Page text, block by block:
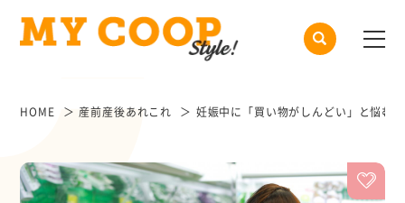
HOME 産前産後あれこれ 妊娠中に「買い物がしんどい」と悩む